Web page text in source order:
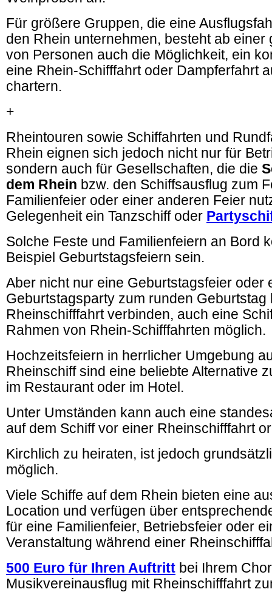
Für größere Gruppen, die eine
den Rhein unternehmen, besteht ab einer
von Personen auch die Möglichkeit, ein
eine Rhein-Schifffahrt oder Dampferfahrt
chartern.
+
Rheintouren sowie Schiffahrten und
Rhein eignen sich jedoch nicht nur für
sondern auch für Gesellschaften, die die
dem Rhein bzw. den Schiffsausflug zum
Familienfeier oder einer anderen Feier
Gelegenheit ein Tanzschiff oder
Solche Feste und Familienfeiern an Bord
Beispiel Geburtstagsfeiern sein.
Aber nicht nur eine Geburtstagsfeier oder
Geburtstagsparty zum runden Geburtstag
Rheinschifffahrt verbinden, auch eine
Rahmen von Rhein-Schifffahrten möglich.
Hochzeitsfeiern in herrlicher Umgebung
Rheinschiff sind eine beliebte Alternative
im Restaurant oder im Hotel.
Unter Umständen kann auch eine
auf dem Schiff vor einer Rheinschifffahrt
Kirchlich zu heiraten, ist jedoch
möglich.
Viele Schiffe auf dem Rhein bieten eine
Location und verfügen über
für eine Familienfeier, Betriebsfeier oder
Veranstaltung während einer
500 Euro für Ihren Auftritt bei Ihrem
Musikvereinausflug mit Rheinschifffahrt